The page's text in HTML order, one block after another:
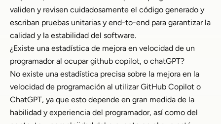
validen y revisen cuidadosamente el código generado y
escriban pruebas unitarias y end-to-end para garantizar la
calidad y la estabilidad del software.
¿Existe una estadística de mejora en velocidad de un
programador al ocupar github copilot, o chatGPT?
No existe una estadística precisa sobre la mejora en la
velocidad de programación al utilizar GitHub Copilot o
ChatGPT, ya que esto depende en gran medida de la
habilidad y experiencia del programador, así como del